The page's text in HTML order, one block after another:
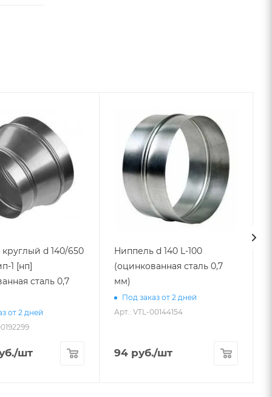
d 140/650
1 [нп]
сталь 0,7
от 2 дней
/шт
Ниппель d 140 L-100
(оцинкованная сталь 0,7
мм)
Под заказ от 2 дней
Арт.: VTL-00144154
94 руб./шт